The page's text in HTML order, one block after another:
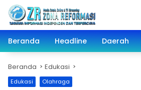
Langsung
konten
Beranda
Headline Daerah
Beranda Edukasi
Edukasi Olahraga